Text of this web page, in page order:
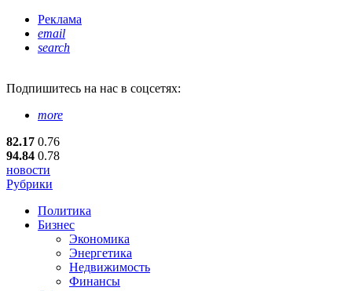
Реклама
email
search
Подпишитесь на нас в соцсетях:
more
82.17 0.76
94.84 0.78
новости
Рубрики
Политика
Бизнес
Экономика
Энергетика
Недвижимость
Финансы